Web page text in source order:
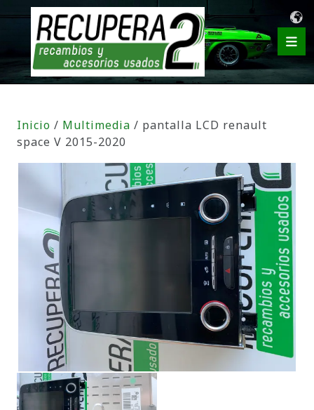
Inicio / Multimedia / pantalla LCD renault
space V 2015-2020